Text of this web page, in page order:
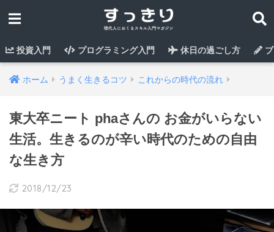
投資入門 プログラミング入門 休日の過ごし方
ホーム うまく生きるコツ これからの時代の流れ
東大卒ニート phaさんの お金がいらない
生活。生きるのが辛い時代のための自由
な生き方
2018/12/23